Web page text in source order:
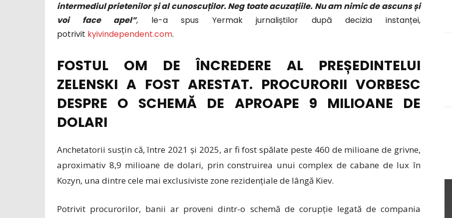
intermediul prietenilor și al cunoscuților. Neg toate acuzațiile. Nu am nimic de ascuns și
voi face apel”, le-a spus Yermak jurnaliștilor după decizia instanței,
potrivit kyivindependent.com.
FOSTUL OM DE ÎNCREDERE AL PREȘEDINTELUI
ZELENSKI A FOST ARESTAT. PROCURORII VORBESC
DESPRE O SCHEMĂ DE APROAPE 9 MILIOANE DE
DOLARI
Anchetatorii susțin că, între 2021 și 2025, ar fi fost spălate peste 460 de milioane de grivne,
aproximativ 8,9 milioane de dolari, prin construirea unui complex de cabane de lux în
Kozyn, una dintre cele mai exclusiviste zone rezidențiale de lângă Kiev.
Potrivit procurorilor, banii ar proveni dintr-o schemă de corupție legată de compania